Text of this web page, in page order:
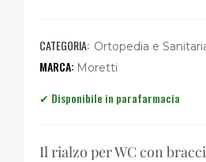
CATEGORIA: Ortopedia e
Moretti
Il rialzo per WC con